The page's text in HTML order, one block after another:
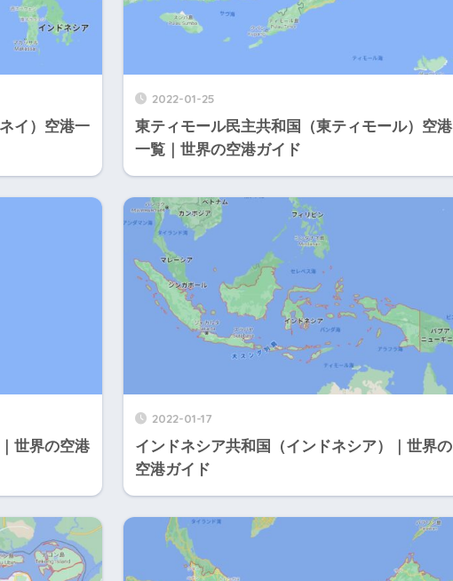
イ）空港一
2022-01-25
東ティモール民主共和国（東ティモール）空港
一覧｜世界の空港ガイド
世界の空港
2022-01-17
インドネシア共和国（インドネシア）｜世界の
空港ガイド